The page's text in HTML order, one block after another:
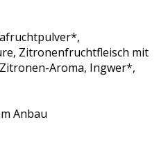
Zitronenfruchtfleisch mit
Aroma, Ingwer*,
Anbau